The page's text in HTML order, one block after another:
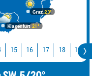
Graz23°
Klagenfurt 21°
15 16 17 18 19